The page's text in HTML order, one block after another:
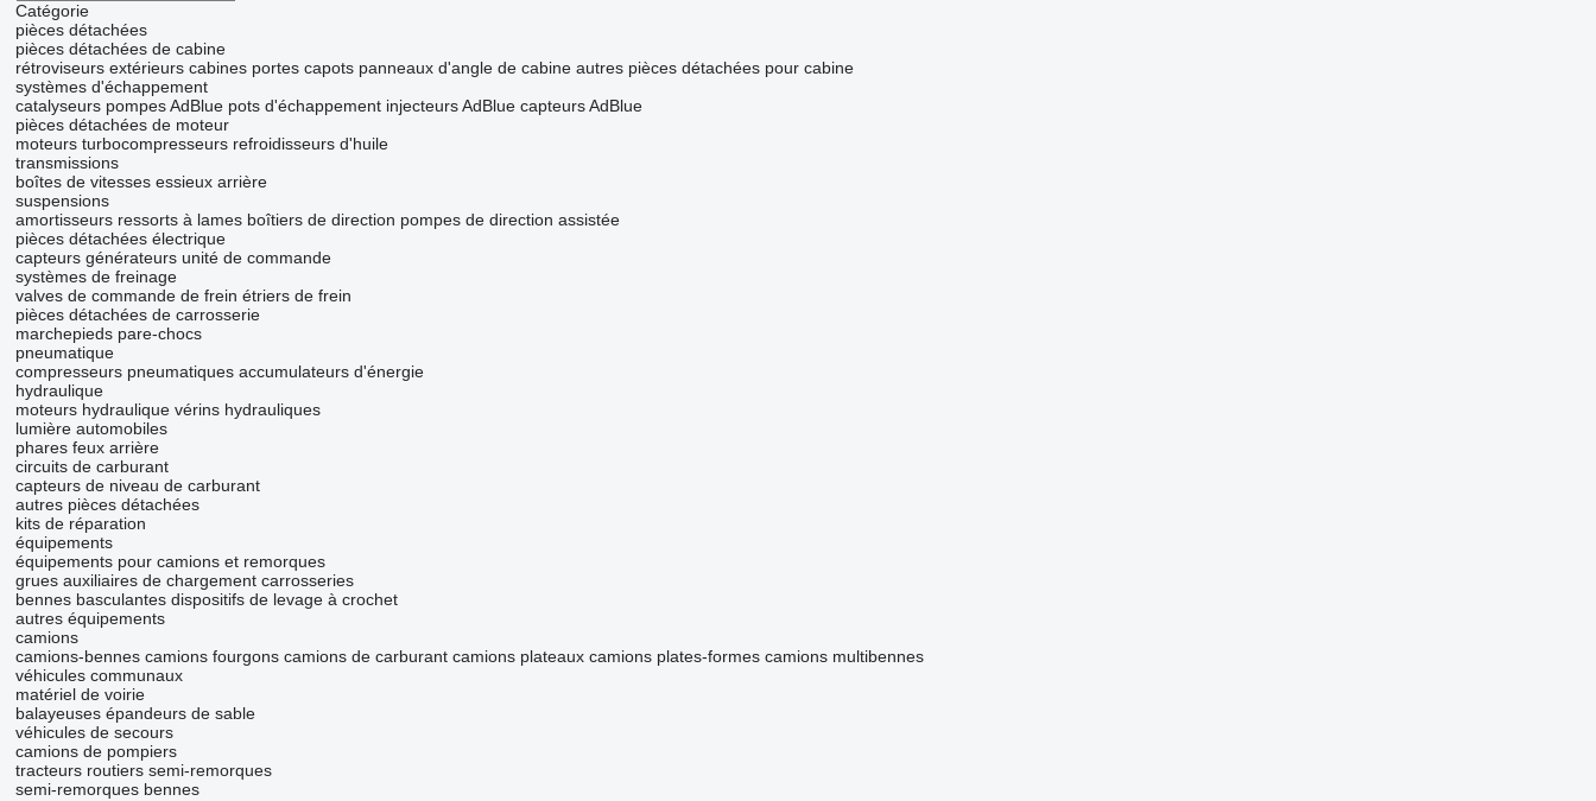
Catégorie
pièces détachées
pièces détachées de cabine
rétroviseurs extérieurs cabines portes capots panneaux d'angle de cabine autres pièces détachées pour cabine
systèmes d'échappement
catalyseurs pompes AdBlue pots d'échappement injecteurs AdBlue capteurs AdBlue
pièces détachées de moteur
moteurs turbocompresseurs refroidisseurs d'huile
transmissions
boîtes de vitesses essieux arrière
suspensions
amortisseurs ressorts à lames boîtiers de direction pompes de direction assistée
pièces détachées électrique
capteurs générateurs unité de commande
systèmes de freinage
valves de commande de frein étriers de frein
pièces détachées de carrosserie
marchepieds pare-chocs
pneumatique
compresseurs pneumatiques accumulateurs d'énergie
hydraulique
moteurs hydraulique vérins hydrauliques
lumière automobiles
phares feux arrière
circuits de carburant
capteurs de niveau de carburant
autres pièces détachées
kits de réparation
équipements
équipements pour camions et remorques
grues auxiliaires de chargement carrosseries
bennes basculantes dispositifs de levage à crochet
autres équipements
camions
camions-bennes camions fourgons camions de carburant camions plateaux camions plates-formes camions multibennes
véhicules communaux
matériel de voirie
balayeuses épandeurs de sable
véhicules de secours
camions de pompiers
tracteurs routiers semi-remorques
semi-remorques bennes